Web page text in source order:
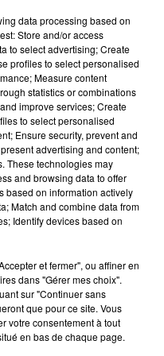
12h35
12h35
OLIVIA DEAN
data processing based on
Store and/or access
to select advertising; Create
profiles to select personalised
Measure content
statistics or combinations
improve services; Create
to select personalised
Ensure security, prevent and
advertising and content;
These technologies may
and browsing data to offer
based on information actively
Match and combine data from
Identify devices based on
et fermer", ou affiner en
dans "Gérer mes choix".
sur "Continuer sans
que pour ce site. Vous
votre consentement à tout
en bas de chaque page.